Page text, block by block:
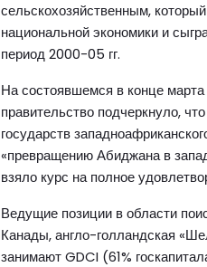
сельскохозяйственным,
национальной экономики и
период 2000-05 гг.
На состоявшемся в конце
правительство подчеркнуло,
государств
«превращению Абиджана в
взяло курс на полное
Ведущие позиции в области
Канады, англо-голландская
занимают GDCI (61%